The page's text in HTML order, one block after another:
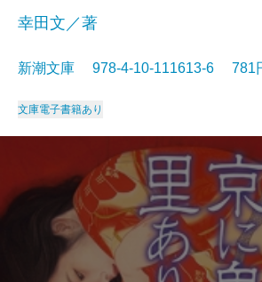
幸田文／著
新潮文庫 978-4-10-111613-6
文庫電子書籍あり